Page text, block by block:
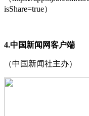
isShare=true）
4.中国新闻网客户端
（中国新闻社主办）